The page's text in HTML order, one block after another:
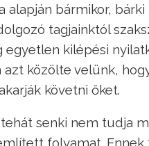
alapján bármikor,
tagjainktól
egyetlen kilépési
közölte velünk,
követni őket.
senki nem tudja
folyamat.